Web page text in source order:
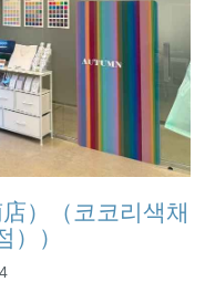
）（코코리색채
）